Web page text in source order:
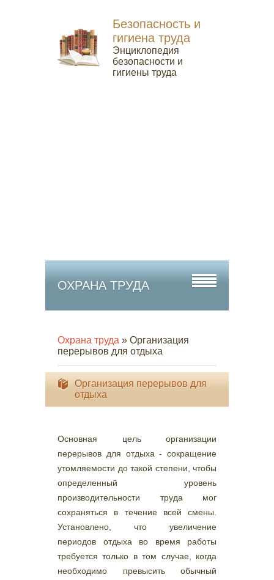
Безопасность и
гигиена труда
Энциклопедия
безопасности и
гигиены труда
ОХРАНА ТРУДА
Охрана труда » Организация
перерывов для отдыха
Организация перерывов для
отдыха
Основная цель организации
перерывов для отдыха - сокращение
утомляемости до такой степени, чтобы
определенный уровень
производительности труда мог
сохраняться в течение всей смены.
Установлено, что увеличение
периодов отдыха во время работы
требуется только в том случае, когда
необходимо превысить обычный